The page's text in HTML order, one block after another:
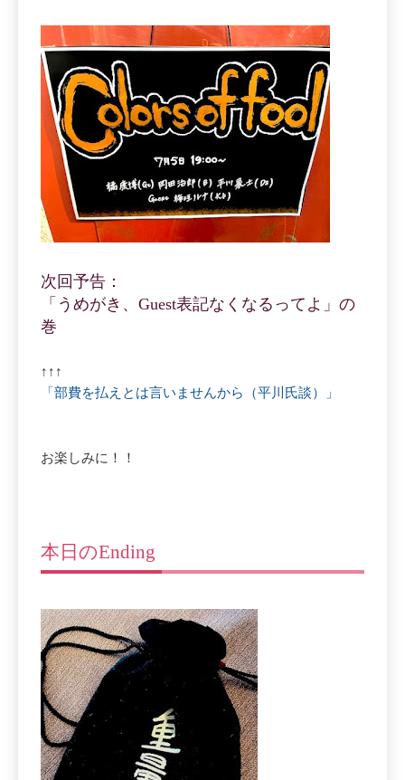
次回予告：
「うめがき、Guest表記なくなるってよ」の
巻
↑↑↑
「部費を払えとは言いませんから（平川氏談）」
お楽しみに！！
本日のEnding